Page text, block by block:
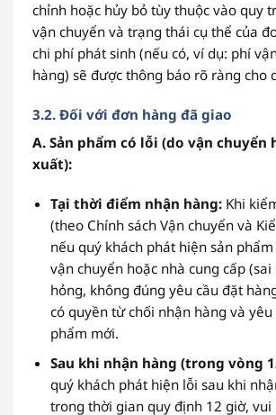
chỉnh hoặc hủy bỏ tùy thuộc vào quy
vận chuyển và trạng thái cụ thể của
chi phí phát sinh (nếu có, ví dụ: phí
hàng) sẽ được thông báo rõ ràng cho
3.2. Đối với đơn hàng đã giao
A. Sản phẩm có lỗi (do vận chuyển
xuất):
Tại thời điểm nhận hàng:Khi
(theo Chính sách Vận chuyển và
nếu quý khách phát hiện sản
vận chuyển hoặc nhà cung cấp
hỏng, không đúng yêu cầu đặt
có quyền từ chối nhận hàng và yêu
phẩm mới.
Sau khi nhận hàng (trong vòng
quý khách phát hiện lỗi sau khi
trong thời gian quy định 12 giờ, vui